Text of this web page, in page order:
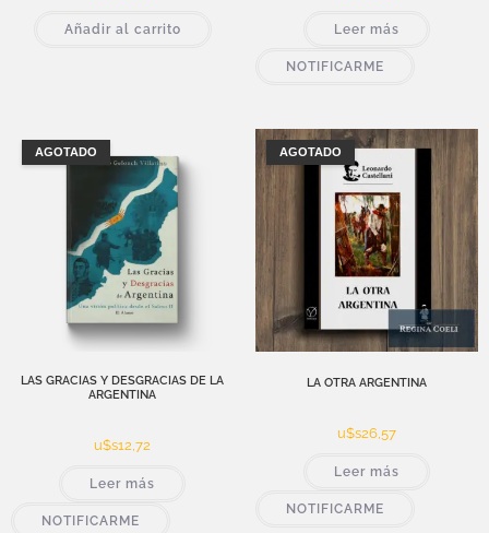
Añadir al carrito Leer más
NOTIFICARME
AGOTADO
LAS GRACIAS Y DESGRACIAS DE LA
ARGENTINA
u$s12,72
Leer más
NOTIFICARME
AGOTADO
LA OTRA ARGENTINA
u$s26,57
Leer más
NOTIFICARME